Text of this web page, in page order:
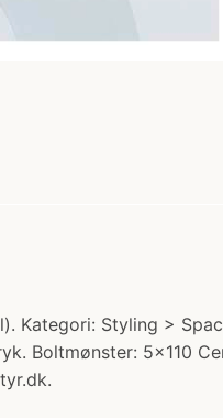
Kategori: Styling >
Boltmønster: 5x110